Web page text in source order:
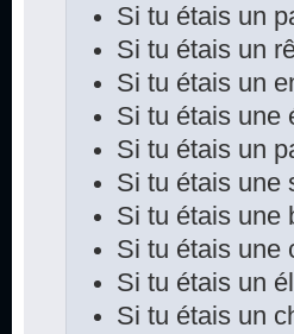
Si tu étais un
Si tu étais un
Si tu étais un
Si tu étais une
Si tu étais un
Si tu étais une
Si tu étais une
Si tu étais une
Si tu étais un
Si tu étais un